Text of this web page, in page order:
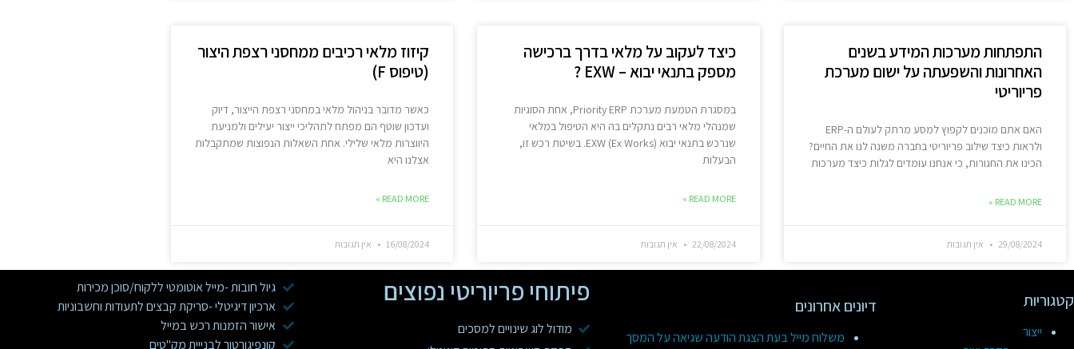
התפתחות מערכות המידע בשנים
האחרונות והשפעתה על ישום מערכת
פריוריטי
האם אתם מוכנים לקפוץ למסע מרתק לעולם ה-ERP
ולראות כיצד שילוב פריוריטי בחברה משנה לנו את החיים?
הכינו את החגורות, כי אנחנו עומדים לגלות כיצד מערכות
READ MORE »
29/08/2024 אין תגובות
כיצד לעקוב על מלאי בדרך ברכישה
מספק בתנאי יבוא – EXW ?
במסגרת הטמעת מערכת Priority ERP, אחת הסוגיות
שמנהלי מלאי רבים נתקלים בה היא הטיפול במלאי
שנרכש בתנאי יבוא EXW (Ex Works). בשיטת רכש זו,
הבעלות
READ MORE »
22/08/2024 אין תגובות
קיזוז מלאי רכיבים ממחסני רצפת היצור
(טיפוס F)
כאשר מדובר בניהול מלאי במחסני רצפת הייצור, דיוק
ועדכון שוטף הם מפתח לתהליכי ייצור יעילים ולמניעת
היווצרות מלאי שלילי. אחת השאלות הנפוצות שמתקבלות
אצלנו היא
READ MORE »
16/08/2024 אין תגובות
קטגוריות
ייצור
דיונים אחרונים
משלוח מייל בעת הצגת הודעה שגיאה על המסך
פיתוחי פריוריטי נפוצים
מודול לוג שינויים למסכים
גיול חובות -מייל אוטומטי ללקוח/סוכן מכירות
ארכיון דיגיטלי -סריקת קבצים לתעודות וחשבוניות
אישור הזמנות רכש במייל
קונפיגורטור לבנייית מק"טים